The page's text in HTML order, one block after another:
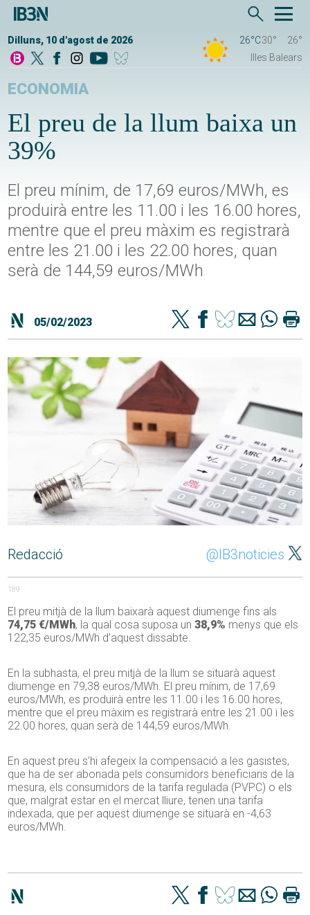
Dilluns, 10 d'agost de 2026 26°C30°
26°
Illes Balears
ECONOMIA
El preu de la llum baixa un
39%
El preu mínim, de 17,69 euros/MWh, es
produirà entre les 11.00 i les 16.00 hores,
mentre que el preu màxim es registrarà
entre les 21.00 i les 22.00 hores, quan
serà de 144,59 euros/MWh
05/02/2023
Redacció @IB3noticies
189
El preu mitjà de la llum baixarà aquest diumenge fins als
74,75 €/MWh, la qual cosa suposa un38,9% menys que els
122,35 euros/MWh d’aquest dissabte.
En la subhasta, el preu mitjà de la llum se situarà aquest
diumenge en 79,38 euros/MWh. El preu mínim, de 17,69
euros/MWh, es produirà entre les 11.00 i les 16.00 hores,
mentre que el preu màxim es registrarà entre les 21.00 i les
22.00 hores, quan serà de 144,59 euros/MWh.
En aquest preu s’hi afegeix la compensació a les gasistes,
que ha de ser abonada pels consumidors beneficiaris de la
mesura, els consumidors de la tarifa regulada (PVPC) o els
que, malgrat estar en el mercat lliure, tenen una tarifa
indexada, que per aquest diumenge se situarà en -4,63
euros/MWh.